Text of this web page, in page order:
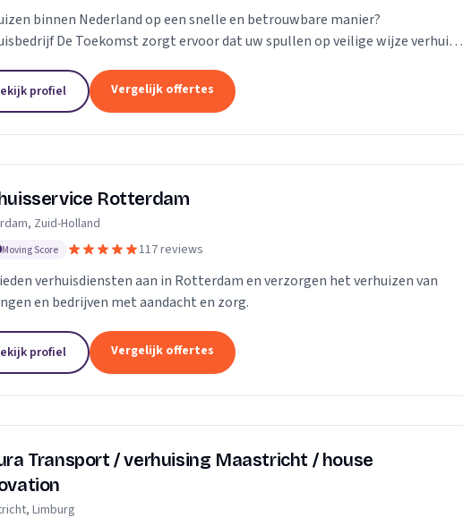
binnen Nederland op een snelle en betrouwbare manier?
De Toekomst zorgt ervoor dat uw spullen op veilige wijze verhuisd
profiel Vergelijk offertes
Rotterdam
Zuid-Holland
Moving Score 117 reviews
verhuisdiensten aan in Rotterdam en verzorgen het verhuizen van
en bedrijven met aandacht en zorg.
profiel Vergelijk offertes
Transport / verhuising Maastricht / house
Limburg